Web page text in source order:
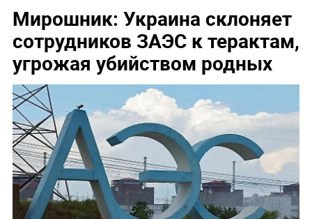
Мирошник: Украина склоняет
сотрудников ЗАЭС к терактам,
угрожая убийством родных